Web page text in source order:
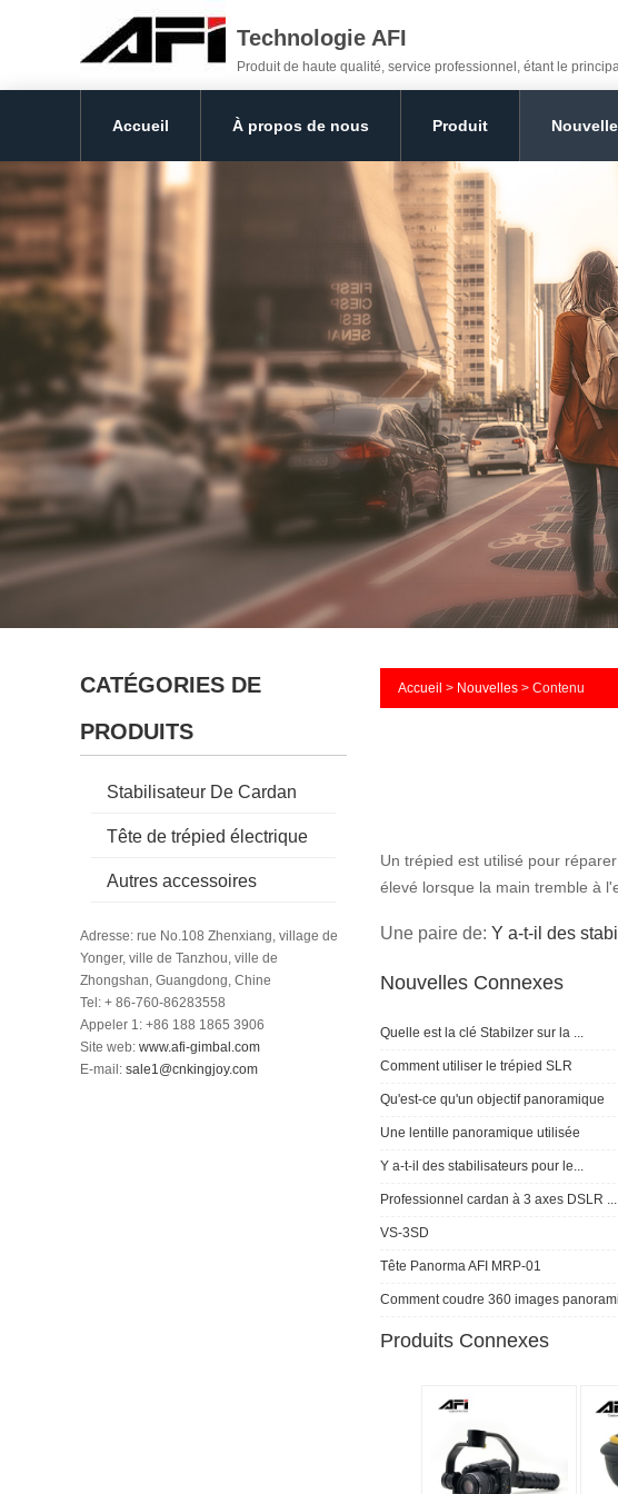
Technologie AFI
Produit de haute qualité, service professionnel, étant le
Accueil À propos de nous Produit
CATÉGORIES DE
PRODUITS
Stabilisateur De Cardan
Tête de trépied électrique
Autres accessoires
Adresse: rue No.108 Zhenxiang, village de
Yonger, ville de Tanzhou, ville de
Zhongshan, Guangdong, Chine
Tel: + 86-760-86283558
Appeler 1: +86 188 1865 3906
Site web: www.afi-gimbal.com
E-mail: sale1@cnkingjoy.com
Accueil > Nouvelles > Contenu
Un trépied est utilisé pour
élevé lorsque la main tremble à
Une paire de: Y a-t-il des
Nouvelles Connexes
Quelle est la clé Stabilzer sur la ...
Comment utiliser le trépied SLR
Qu'est-ce qu'un objectif panoramique
Une lentille panoramique utilisée
Y a-t-il des stabilisateurs pour le...
Professionnel cardan à 3 axes DSLR ...
VS-3SD
Tête Panorma AFI MRP-01
Comment coudre 360 images
Produits Connexes